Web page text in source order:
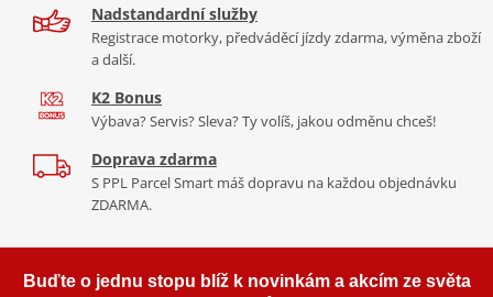
Typické motorky:BMW F800 GS, Honda VT 750 Shadow, Yamaha
FZ8, Honda CBR 600F
Řada SRX
Nejpoužívanější řetězy prakticky pro všechny motorky. Klasická
každou motorku, včetně závodních mašin, čtyřkolek. Má QX
kroužek, ZST technologii. Dělá se v rozměrech 520, 525, 530. Takže
Nadstandardní služby
Registrace motorky, předváděcí jízdy zdarma, výměna zboží
a další.
K2 Bonus
Výbava? Servis? Sleva? Ty volíš, jakou odměnu chceš!
Doprava zdarma
S PPL Parcel Smart máš dopravu na každou objednávku
ZDARMA.
Buďte o jednu stopu blíž k novinkám a akcím ze světa